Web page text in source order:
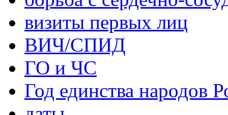
визиты первых лиц
ВИЧ/СПИД
ГО и ЧС
Год единства народов